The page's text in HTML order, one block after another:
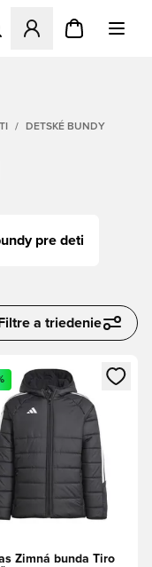
modál na
DETSKÉ BUNDY
pre deti
Filtre a triedenie
ako člen
modál na prihlásenie
Zimná bunda Tiro